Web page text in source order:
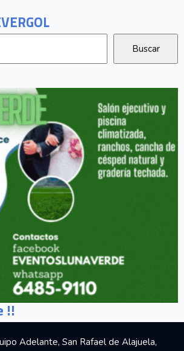
!!
Adelante, San Rafael de Alajuela,